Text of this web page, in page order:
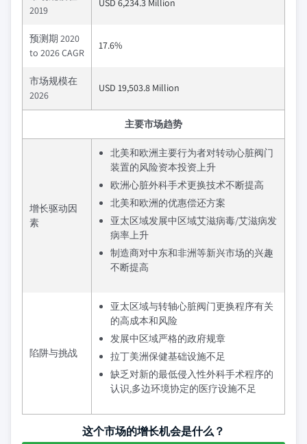
2019
USD 6,234.3 Million
预测期 2020
to 2026 CAGR
17.6%
市场规模在
2026
USD 19,503.8 Million
主要市场趋势
增长驱动因
素
北美和欧洲主要行为者对转动心脏阀门
装置的风险资本投资上升
欧洲心脏外科手术更换技术不断提高
北美和欧洲的优惠偿还方案
亚太区域发展中区域艾滋病毒/艾滋病发
病率上升
制造商对中东和非洲等新兴市场的兴趣
不断提高
陷阱与挑战
亚太区域与转轴心脏阀门更换程序有关
的高成本和风险
发展中区域严格的政府规章
拉丁美洲保健基础设施不足
缺乏对新的最低侵入性外科手术程序的
认识,多边环境协定的医疗设施不足
这个市场的增长机会是什么？